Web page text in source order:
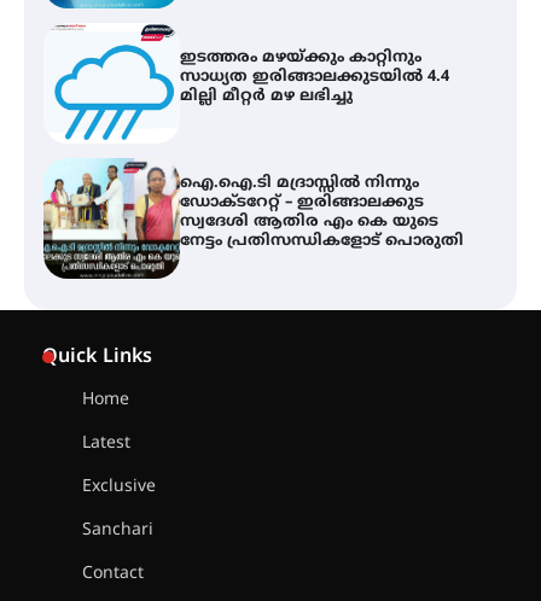
ഇടത്തരം മഴയ്ക്കും കാറ്റിനും
സാധ്യത ഇരിങ്ങാലക്കുടയിൽ 4.4
മില്ലി മീറ്റർ മഴ ലഭിച്ചു
ഐ.ഐ.ടി മദ്രാസ്സിൽ നിന്നും
ഡോക്ടറേറ്റ് – ഇരിങ്ങാലക്കുട
സ്വദേശി ആതിര എം കെ യുടെ
നേട്ടം പ്രതിസന്ധികളോട് പൊരുതി
Quick Links
Home
Latest
Exclusive
Sanchari
Contact